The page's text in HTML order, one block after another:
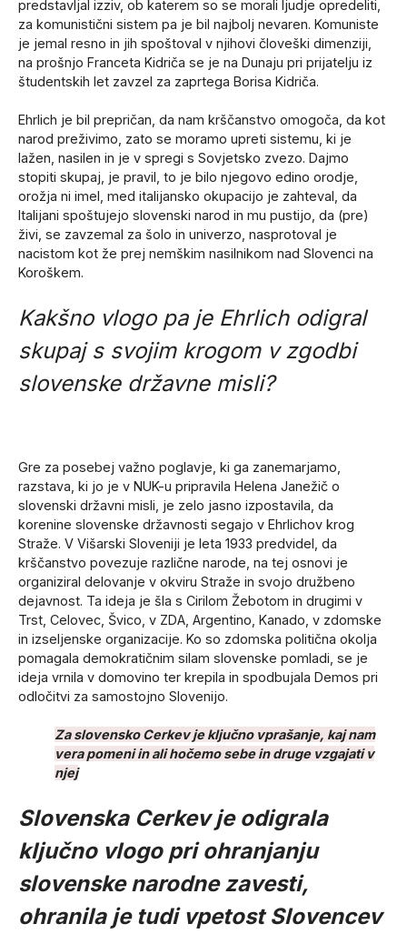
predstavljal izziv, ob katerem so se morali ljudje opredeliti,
za komunistični sistem pa je bil najbolj nevaren. Komuniste
je jemal resno in jih spoštoval v njihovi človeški dimenziji,
na prošnjo Franceta Kidriča se je na Dunaju pri prijatelju iz
študentskih let zavzel za zaprtega Borisa Kidriča.
Ehrlich je bil prepričan, da nam krščanstvo omogoča, da kot
narod preživimo, zato se moramo upreti sistemu, ki je
lažen, nasilen in je v spregi s Sovjetsko zvezo. Dajmo
stopiti skupaj, je pravil, to je bilo njegovo edino orodje,
orožja ni imel, med italijansko okupacijo je zahteval, da
Italijani spoštujejo slovenski narod in mu pustijo, da (pre)
živi, se zavzemal za šolo in univerzo, nasprotoval je
nacistom kot že prej nemškim nasilnikom nad Slovenci na
Koroškem.
Kakšno vlogo pa je Ehrlich odigral
skupaj s svojim krogom v zgodbi
slovenske državne misli?
Gre za posebej važno poglavje, ki ga zanemarjamo,
razstava, ki jo je v NUK-u pripravila Helena Janežič o
slovenski državni misli, je zelo jasno izpostavila, da
korenine slovenske državnosti segajo v Ehrlichov krog
Straže. V Višarski Sloveniji je leta 1933 predvidel, da
krščanstvo povezuje različne narode, na tej osnovi je
organiziral delovanje v okviru Straže in svojo družbeno
dejavnost. Ta ideja je šla s Cirilom Žebotom in drugimi v
Trst, Celovec, Švico, v ZDA, Argentino, Kanado, v zdomske
in izseljenske organizacije. Ko so zdomska politična okolja
pomagala demokratičnim silam slovenske pomladi, se je
ideja vrnila v domovino ter krepila in spodbujala Demos pri
odločitvi za samostojno Slovenijo.
Za slovensko Cerkev je ključno vprašanje, kaj nam
vera pomeni in ali hočemo sebe in druge vzgajati v
njej
Slovenska Cerkev je odigrala
ključno vlogo pri ohranjanju
slovenske narodne zavesti,
ohranila je tudi vpetost Slovencev